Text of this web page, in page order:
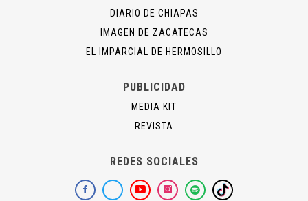
DIARIO DE CHIAPAS
IMAGEN DE ZACATECAS
EL IMPARCIAL DE HERMOSILLO
PUBLICIDAD
MEDIA KIT
REVISTA
REDES SOCIALES